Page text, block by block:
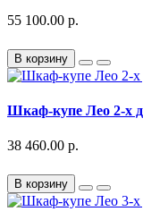
55 100.00 р.
В корзину
Шкаф-купе Лео 2-х
38 460.00 р.
В корзину